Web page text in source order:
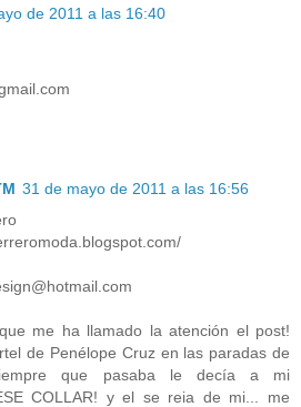
de 2011 a las 16:40
31 de mayo de 2011 a las 16:56
me ha llamado la atención el post!
de Penélope Cruz en las paradas de
que pasaba le decía a mi
COLLAR! y el se reia de mi... me